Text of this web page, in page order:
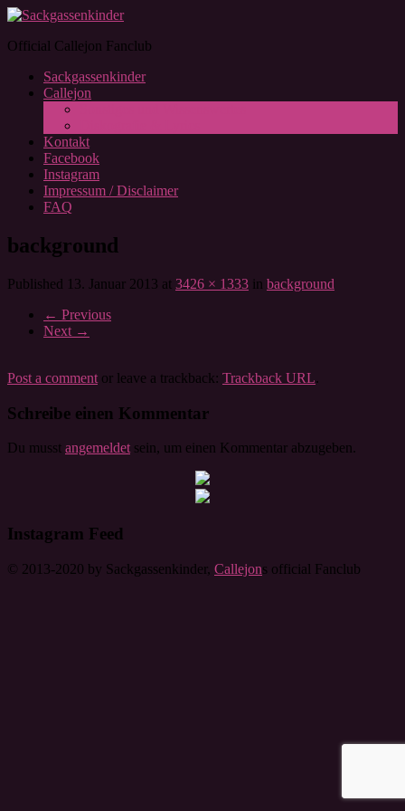
Official Callejon Fanclub
Sackgassenkinder
Callejon
Kontakt
Facebook
Instagram
Impressum / Disclaimer
FAQ
background
Published 13. Januar 2013 at 3426 × 1333 in background
← Previous
Next →
Post a comment or leave a trackback: Trackback URL.
Schreibe einen Kommentar
Du musst angemeldet sein, um einen Kommentar abzugeben.
Instagram Feed
© 2013-2020 by Sackgassenkinder, Callejons official Fanclub